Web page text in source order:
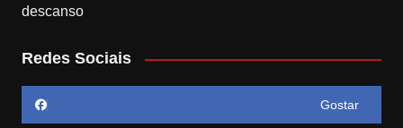
Redes Sociais
Gostar